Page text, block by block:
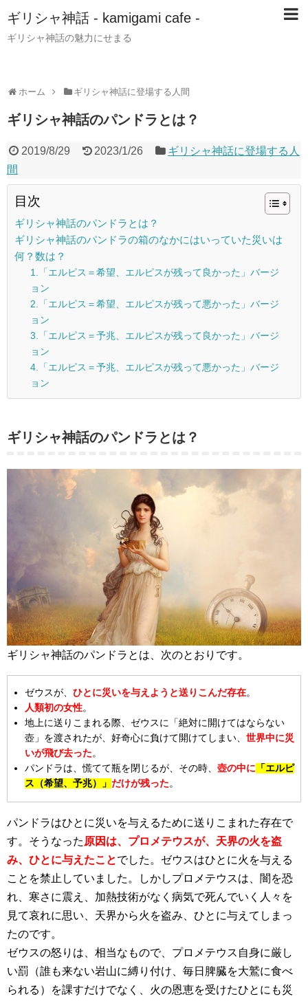
ギリシャ神話 - kamigami cafe -
ギリシャ神話の魅力にせまる
ホーム ギリシャ神話に登場する人間
ギリシャ神話のパンドラとは？
2019/8/29 2023/1/26
ギリシャ神話に登場する人
間
目次
ギリシャ神話のパンドラとは？
ギリシャ神話のパンドラの箱のなかにはいっていた災いは
何？数は？
1.「エルピス＝希望、エルピスが残って良かった」バージ
ョン
2.「エルピス＝希望、エルピスが残って悪かった」バージ
ョン
3.「エルピス＝予兆、エルピスが残って良かった」バージ
ョン
4.「エルピス＝予兆、エルピスが残って悪かった」バージ
ョン
ギリシャ神話のパンドラとは？
ギリシャ神話のパンドラとは、次のとおりです。
ゼウスが、ひとに災いを与えようと送りこんだ存在。
人類初の女性。
地上に送りこまれる際、ゼウスに「絶対に開けてはならない
壺」を渡されたが、好奇心に負けて開けてしまい、世界中に災
いが飛び去った。
パンドラは、慌てて瓶を閉じるが、その時、壺の中に 「エルピ
ス（希望、予兆）」 だけが残った。
パンドラはひとに災いを与えるために送りこまれた存在で
す。そうなった 原因は、プロメテウスが、天界の火を盗
み、ひとに与えたことでした。ゼウスはひとに火を与える
ことを禁止していました。しかしプロメテウスは、闇を恐
れ、寒さに震え、加熱技術がなく病気で死んでいく人々を
見て哀れに思い、天界から火を盗み、ひとに与えてしまっ
たのです。
ゼウスの怒りは、相当なもので、プロメテウス自身に厳し
い罰（誰も来ない岩山に縛り付け、毎日脾臓を大鷲に食べ
られる）を課すだけでなく、火の恩恵を受けたひとにも災